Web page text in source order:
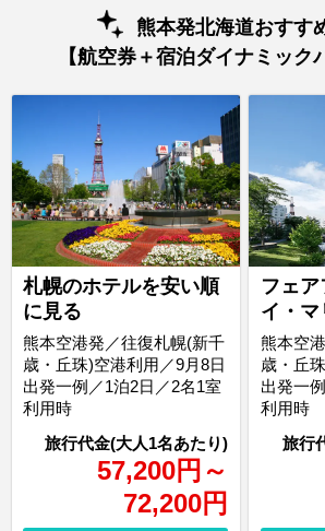
熊本発北海道おすす
【航空券＋宿泊ダイナミック
札幌のホテルを安い順
に見る
57,200円 ～
72,200円
熊本空港発／往復札幌(新千
歳・丘珠)空港利用／9月8日
出発一例／1泊2日／2名1室
利用時
フェ
イ・マ
熊本空
歳・丘
出発一
利用時